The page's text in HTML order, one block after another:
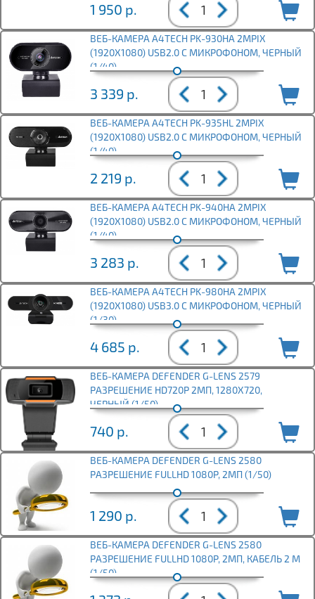
1 950 р.
ВЕБ-КАМЕРА A4TECH PK-930HA 2MPIX
(1920X1080) USB2.0 С МИКРОФОНОМ, ЧЕРНЫЙ
(1/40)
3 339 р.
ВЕБ-КАМЕРА A4TECH PK-935HL 2MPIX
(1920X1080) USB2.0 С МИКРОФОНОМ, ЧЕРНЫЙ
(1/40)
2 219 р.
ВЕБ-КАМЕРА A4TECH PK-940HA 2MPIX
(1920X1080) USB2.0 С МИКРОФОНОМ, ЧЕРНЫЙ
(1/40)
3 283 р.
ВЕБ-КАМЕРА A4TECH PK-980HA 2MPIX
(1920X1080) USB3.0 С МИКРОФОНОМ, ЧЕРНЫЙ
(1/30)
4 685 р.
ВЕБ-КАМЕРА DEFENDER G-LENS 2579
РАЗРЕШЕНИЕ HD720P 2МП, 1280X720,
ЧЕРНЫЙ (1/50)
740 р.
ВЕБ-КАМЕРА DEFENDER G-LENS 2580
РАЗРЕШЕНИЕ FULLHD 1080P, 2МП (1/50)
1 290 р.
ВЕБ-КАМЕРА DEFENDER G-LENS 2580
РАЗРЕШЕНИЕ FULLHD 1080P, 2МП, КАБЕЛЬ 2 М
(1/50)